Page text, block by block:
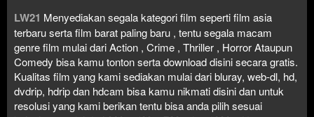
LW21 Menyediakan segala kategori film seperti film asia
terbaru serta film barat paling baru , tentu segala macam
genre film mulai dari Action , Crime , Thriller , Horror Ataupun
Comedy bisa kamu tonton serta download disini secara gratis.
Kualitas film yang kami sediakan mulai dari bluray, web-dl, hd,
dvdrip, hdrip dan hdcam bisa kamu nikmati disini dan untuk
resolusi yang kami berikan tentu bisa anda pilih sesuai